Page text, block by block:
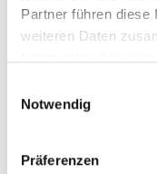
Partner führen diese
weiteren Daten
Notwendig
Präferenzen
Flaschengröße: